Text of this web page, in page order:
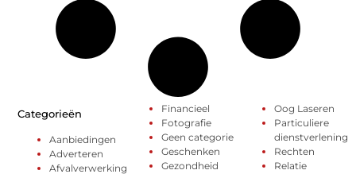
Categorieën
Aanbiedingen
Adverteren
Afvalverwerking
Financieel
Fotografie
Geen categorie
Geschenken
Gezondheid
Oog Laseren
Particuliere
dienstverlening
Rechten
Relatie